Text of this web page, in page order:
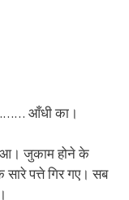
…… आँधी का।
जुकाम होने के
पत्ते गिर गए। सब